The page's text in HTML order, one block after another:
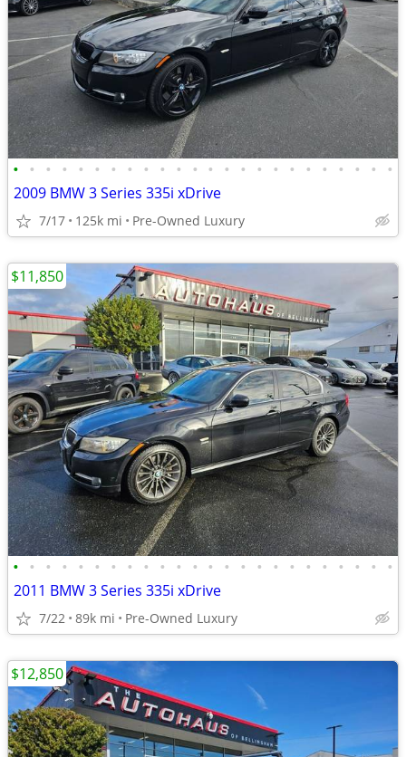
• • • • • • • • • • • • • • • • • • • • • • • •
2009 BMW 3 Series 335i xDrive
7/17 125k mi Pre-Owned Luxury
• • • • • • • • • • • • • • • • • • • • • • • •
2011 BMW 3 Series 335i xDrive
7/22 89k mi Pre-Owned Luxury
$11,850
$12,850